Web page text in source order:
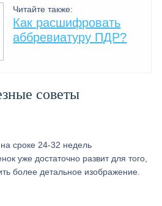
Читайте также:
Как расшифровать
аббревиатуру ПДР?
советы
сроке 24-32 недель
уже достаточно развит для того,
более детальное изображение.